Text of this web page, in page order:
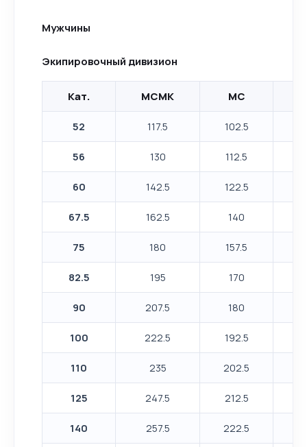
Мужчины
Экипировочный дивизион
Кат. МСМК МС
52 117.5 102.5
56 130 112.5
60 142.5 122.5
67.5 162.5 140
75 180 157.5
82.5 195 170
90 207.5 180
100 222.5 192.5
110 235 202.5
125 247.5 212.5
140 257.5 222.5